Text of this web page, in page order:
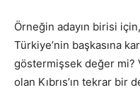
Örneğin adayın birisi
Türkiye’nin başkasına
göstermişsek değer mi?
olan Kıbrıs’ın tekrar